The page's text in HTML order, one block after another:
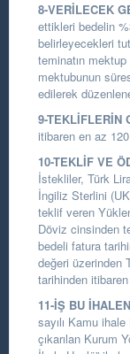
8-VERİLECEK
ettikleri bedelin
belirleyecekleri
teminatın
mektubunun
edilerek
9-TEKLİFLERİN
itibaren en az
10-TEKLİF VE
İstekliler, Türk
İngiliz Sterlini
teklif veren
Döviz cinsinden
bedeli fatura
değeri üzerinden
tarihinden
11-İŞ BU
sayılı Kamu
çıkarılan Kurum